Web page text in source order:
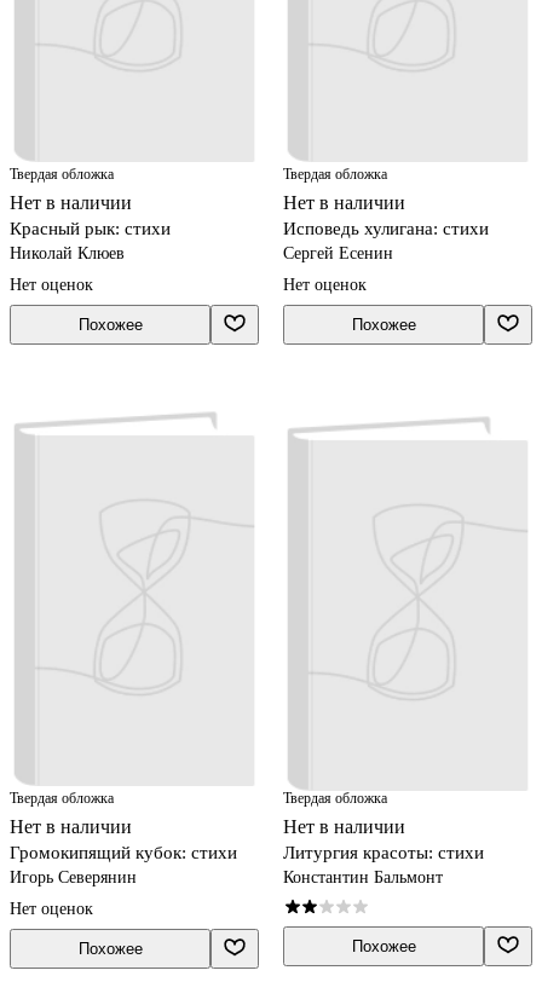
Твердая обложка
Нет в наличии
Красный рык: стихи
Николай Клюев
Нет оценок
Похожее
Твердая обложка
Нет в наличии
Исповедь хулигана: стихи
Сергей Есенин
Нет оценок
Похожее
Твердая обложка
Нет в наличии
Громокипящий кубок: стихи
Игорь Северянин
Нет оценок
Похожее
Твердая обложка
Нет в наличии
Литургия красоты: стихи
Константин Бальмонт
Похожее